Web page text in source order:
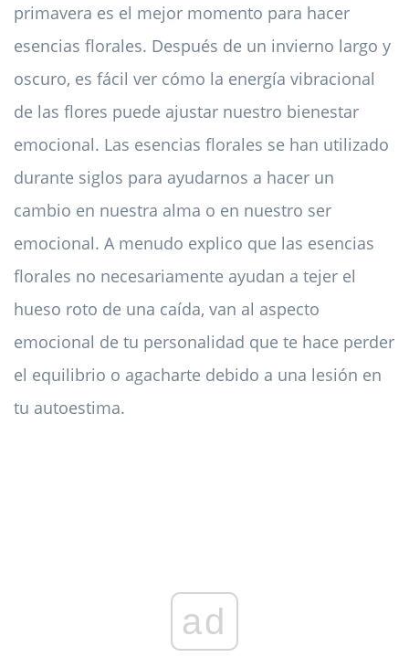
primavera es el mejor momento para hacer
esencias florales. Después de un invierno largo y
oscuro, es fácil ver cómo la energía vibracional
de las flores puede ajustar nuestro bienestar
emocional. Las esencias florales se han utilizado
durante siglos para ayudarnos a hacer un
cambio en nuestra alma o en nuestro ser
emocional. A menudo explico que las esencias
florales no necesariamente ayudan a tejer el
hueso roto de una caída, van al aspecto
emocional de tu personalidad que te hace perder
el equilibrio o agacharte debido a una lesión en
tu autoestima.
ad